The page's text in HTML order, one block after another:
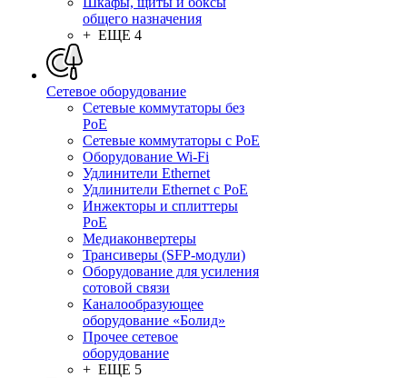
общего назначения
+ ЕЩЕ 4
Сетевое оборудование
Сетевые коммутаторы без
PoE
Сетевые коммутаторы с PoE
Оборудование Wi-Fi
Удлинители Ethernet
Удлинители Ethernet с PoE
Инжекторы и сплиттеры
PoE
Медиаконвертеры
Трансиверы (SFP-модули)
Оборудование для усиления
сотовой связи
Каналообразующее
оборудование «Болид»
Прочее сетевое
оборудование
+ ЕЩЕ 5